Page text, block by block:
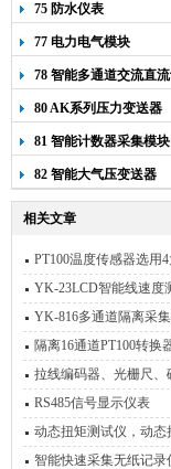
75 防水仪表
77 电力电气模块
78 智能多通道交流直
80 AK系列压力变送器
81 智能计数器采集模块
82 智能大气压变送器
相关文章
PT100温度传感器选用
事项
YK-23LCD智能线速度
频率转速测量仪
YK-816多通道隔离采集
小型温度PT100转RS485
隔离16通道PT100转换
道温度无纸记录仪
拉线编码器、光栅尺、
球栅尺、数显表、角度
RS485信号显示仪表
动态扭矩测试仪，动态
仪，动态扭矩通讯测试
智能快速采集无纸记录